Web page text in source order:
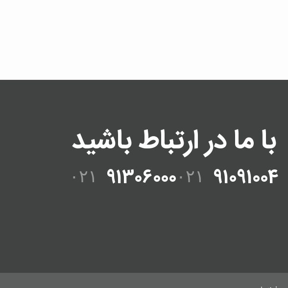
با ما در ارتباط باشید
۰۲۱ 91091004 ۰۲۱ 91306000